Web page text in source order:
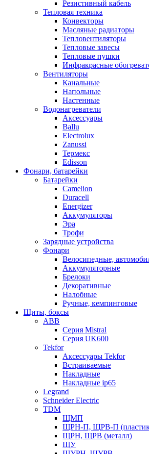
Резистивный кабель
Тепловая техника
Конвекторы
Масляные радиаторы
Тепловентиляторы
Тепловые завесы
Тепловые пушки
Инфракрасные
Вентиляторы
Канальные
Напольные
Настенные
Водонагреватели
Аксессуары
Ballu
Electrolux
Zanussi
Термекс
Edisson
Фонари, батарейки
Батарейки
Camelion
Duracell
Energizer
Аккумуляторы
Эра
Трофи
Зарядные устройства
Фонари
Велосипедные,
Аккумуляторные
Брелоки
Декоративные
Налобные
Ручные, кемпинговые
Щиты, боксы
ABB
Серия Mistral
Серия UK600
Tekfor
Аксессуары Tekfor
Встраиваемые
Накладные
Накладные ip65
Legrand
Schneider Electric
TDM
ЩМП
ЩРН-П, ЩРВ-П
ЩРН, ЩРВ (металл)
ЩУ